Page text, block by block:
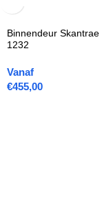
Binnendeur Skantrae
1232
Vanaf
€455,00